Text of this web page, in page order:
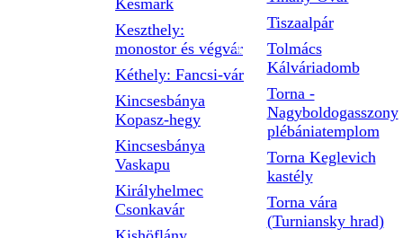
Késmárk
Keszthely:
monostor és végvár
Kéthely: Fancsi-vár
Kincsesbánya
Kopasz-hegy
Kincsesbánya
Vaskapu
Királyhelmec
Csonkavár
Tiszaalpár
Tolmács
Kálváriadomb
Torna -
Nagyboldogasszony
plébániatemplom
Torna Keglevich
kastély
Torna vára
(Turniansky hrad)